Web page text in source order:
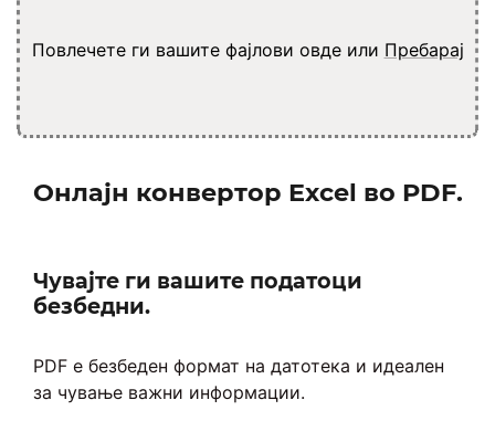
Повлечете ги вашите фајлови овде или Пребарај
Онлајн конвертор Excel во PDF.
Чувајте ги вашите податоци
безбедни.
PDF е безбеден формат на датотека и идеален
за чување важни информации.